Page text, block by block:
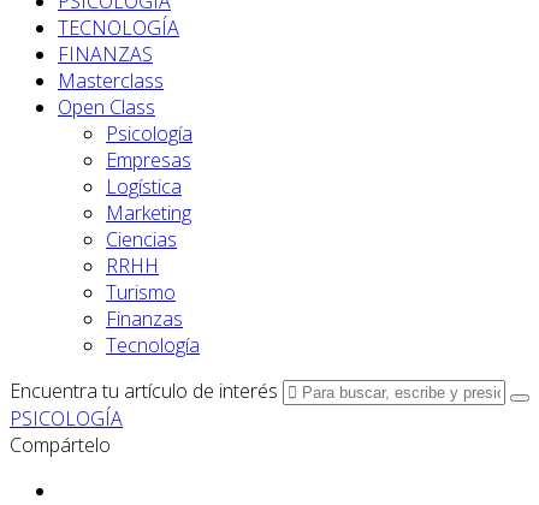
TECNOLOGÍA
FINANZAS
Masterclass
Open Class
Psicología
Empresas
Logística
Marketing
Ciencias
RRHH
Turismo
Finanzas
Tecnología
Encuentra tu artículo de interés
PSICOLOGÍA
Compártelo